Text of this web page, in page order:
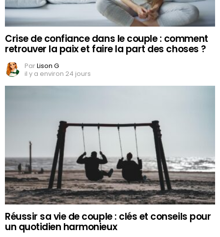
Crise de confiance dans le couple : comment
retrouver la paix et faire la part des choses ?
ParLison G
il y a environ 24 jours
Réussir sa vie de couple : clés et conseils pour
un quotidien harmonieux